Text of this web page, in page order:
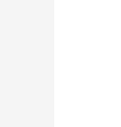
seperti
dihasilkan